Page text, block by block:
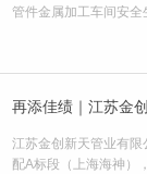
管件金属加工车间安全
再添佳绩｜江苏金
江苏金创新天管业有
配A标段（上海海神）